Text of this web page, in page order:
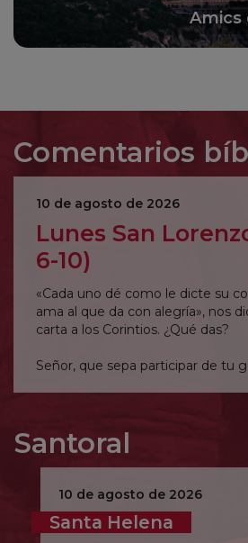
Amics
Comentarios
10 de agosto de 2026
Lunes San
6-10)
«Cada uno dé como le dicte su
ama al que da con alegría», nos
carta a los Corintios. ¿Qué das?
Señor, que sepa participar de tu
Santoral
10 de agosto de 2026
Santa Helena